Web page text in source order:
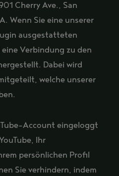
Cherry Ave., San
Wenn Sie eine unserer
ausgestatteten
Verbindung zu den
Dabei wird
welche unserer
Account eingeloggt
Ihr
persönlichen Profil
Sie verhindern, indem